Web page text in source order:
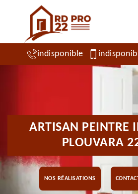
indisponible
ARTISAN PEINTRE
PLOUVARA
NOS RÉALISATIONS